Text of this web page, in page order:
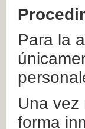
Para la
Una vez
forma